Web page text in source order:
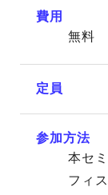
費用
無料
定員
参加方法
本セ
フィ